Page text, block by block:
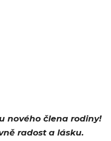
nového člena rodiny!
radost a lásku.